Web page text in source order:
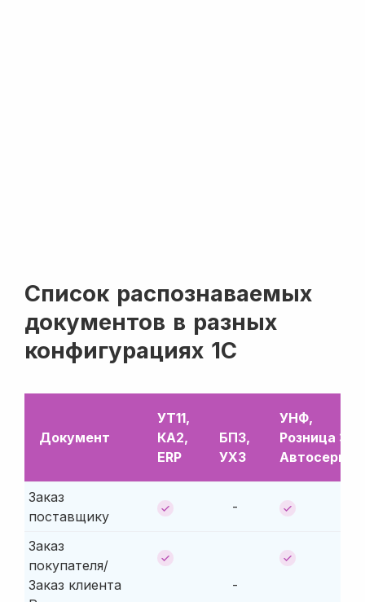
Список распознаваемых
документов в разных
конфигурациях 1С
Документ
УТ11,
КА2,
ERP
БП3,
УХ3
УНФ,
Розница 3,
Автосервис
Заказ
поставщику
-
Заказ
покупателя/
Заказ клиента
-